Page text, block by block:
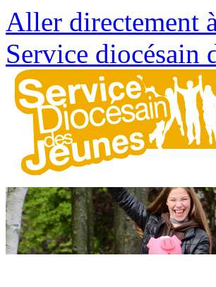
Aller directement
Service diocésain